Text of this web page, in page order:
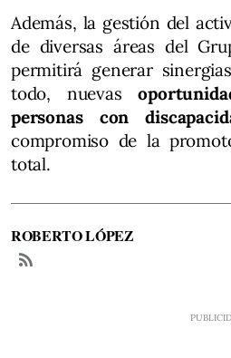
Además, la gestión del
de diversas áreas del
permitirá generar
todo, nuevas
personas con
compromiso de la
total.
ROBERTO LÓPEZ